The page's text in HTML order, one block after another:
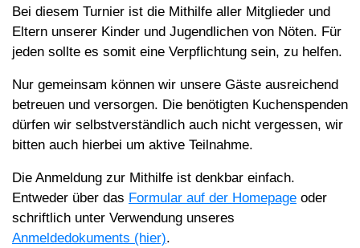
Bei diesem Turnier ist die Mithilfe aller Mitglieder und
Eltern unserer Kinder und Jugendlichen von Nöten. Für
jeden sollte es somit eine Verpflichtung sein, zu helfen.
Nur gemeinsam können wir unsere Gäste ausreichend
betreuen und versorgen. Die benötigten Kuchenspenden
dürfen wir selbstverständlich auch nicht vergessen, wir
bitten auch hierbei um aktive Teilnahme.
Die Anmeldung zur Mithilfe ist denkbar einfach.
Entweder über das Formular auf der Homepage oder
schriftlich unter Verwendung unseres
Anmeldedokuments (hier).